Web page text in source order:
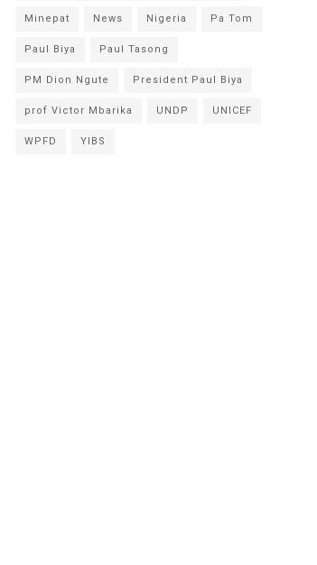
Minepat News Nigeria Pa Tom
Paul Biya Paul Tasong
PM Dion Ngute President Paul Biya
prof Victor Mbarika UNDP UNICEF
WPFD YIBS